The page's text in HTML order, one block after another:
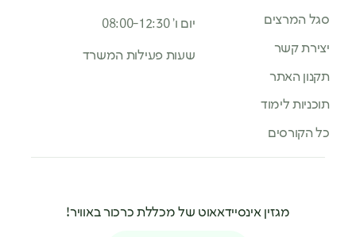
סגל המרצים
יצירת קשר
תקנון האתר
תוכניות לימוד
כל הקורסים
יום ו’ 08:00-12:30
שעות פעילות המשרד
מגזין אינסיידאאוט של מכללת כרכור באוויר!